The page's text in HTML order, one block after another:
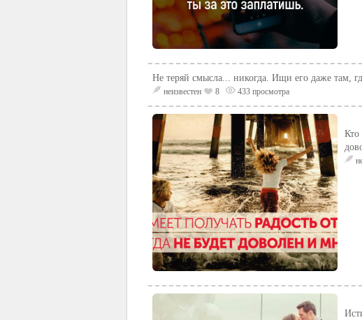
Не теряй смысла... никогда. Ищи его даже там,
неизвестен 8 433 просмотра
Кто